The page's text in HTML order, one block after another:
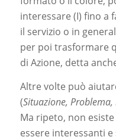
interessare (I) fino a
il servizio o in
per poi trasformare
di Azione, detta
Altre volte può
(Situazione,
Ma ripeto, non
essere interessanti